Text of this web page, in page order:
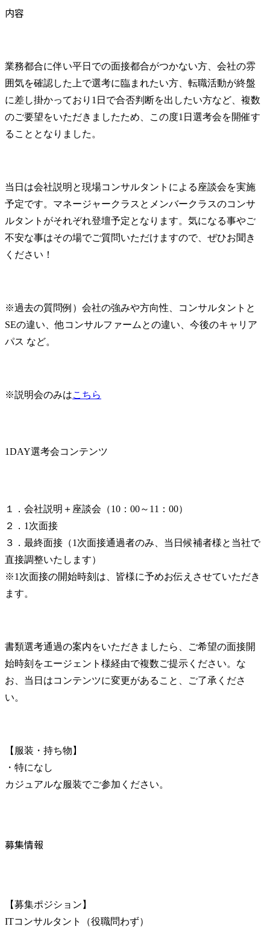
内容
業務都合に伴い平日での面接都合がつかない方、会社の雰
囲気を確認した上で選考に臨まれたい方、転職活動が終盤
に差し掛かっており1日で合否判断を出したい方など、複数
のご要望をいただきましたため、この度1日選考会を開催す
ることとなりました。
当日は会社説明と現場コンサルタントによる座談会を実施
予定です。マネージャークラスとメンバークラスのコンサ
ルタントがそれぞれ登壇予定となります。気になる事やご
不安な事はその場でご質問いただけますので、ぜひお聞き
ください！
※過去の質問例）会社の強みや方向性、コンサルタントと
SEの違い、他コンサルファームとの違い、今後のキャリア
パス など。
※説明会のみはこちら
1DAY選考会コンテンツ
１．会社説明＋座談会（10：00～11：00）
２．1次面接
３．最終面接（1次面接通過者のみ、当日候補者様と当社で
直接調整いたします）
※1次面接の開始時刻は、皆様に予めお伝えさせていただき
ます。
書類選考通過の案内をいただきましたら、ご希望の面接開
始時刻をエージェント様経由で複数ご提示ください。な
お、当日はコンテンツに変更があること、ご了承くださ
い。
【服装・持ち物】
・特になし
カジュアルな服装でご参加ください。
募集情報
【募集ポジション】
ITコンサルタント（役職問わず）